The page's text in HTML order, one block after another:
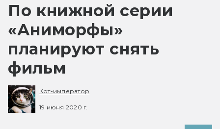
По книжной серии
«Аниморфы»
планируют снять
фильм
Кот-император
19 июня 2020 г.